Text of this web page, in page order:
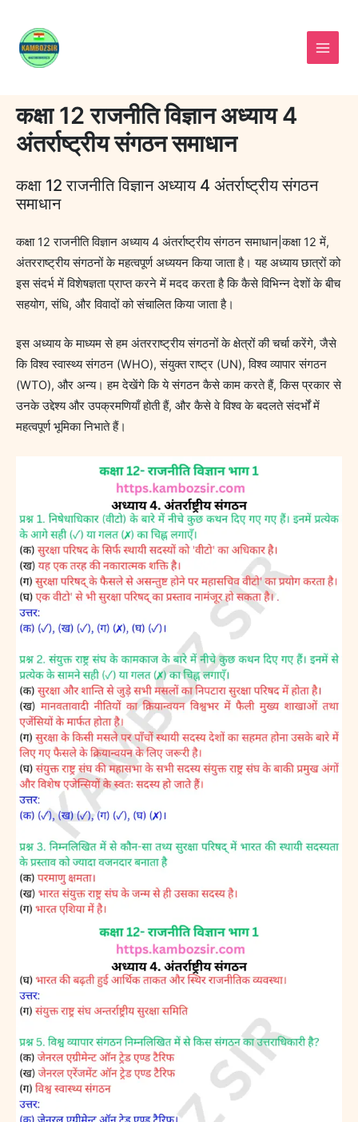
content
कक्षा 12 राजनीति विज्ञान अध्याय 4
अंतर्राष्ट्रीय संगठन समाधान
कक्षा 12 राजनीति विज्ञान अध्याय 4 अंतर्राष्ट्रीय संगठन
समाधान
कक्षा 12 राजनीति विज्ञान अध्याय 4 अंतर्राष्ट्रीय संगठन समाधान|कक्षा 12 में,
अंतरराष्ट्रीय संगठनों के महत्वपूर्ण अध्ययन किया जाता है। यह अध्याय छात्रों को
इस संदर्भ में विशेषज्ञता प्राप्त करने में मदद करता है कि कैसे विभिन्न देशों के बीच
सहयोग, संधि, और विवादों को संचालित किया जाता है।
इस अध्याय के माध्यम से हम अंतरराष्ट्रीय संगठनों के क्षेत्रों की चर्चा करेंगे, जैसे
कि विश्व स्वास्थ्य संगठन (WHO), संयुक्त राष्ट्र (UN), विश्व व्यापार संगठन
(WTO), और अन्य। हम देखेंगे कि ये संगठन कैसे काम करते हैं, किस प्रकार से
उनके उद्देश्य और उपक्रमणियाँ होती हैं, और कैसे वे विश्व के बदलते संदर्भों में
महत्वपूर्ण भूमिका निभाते हैं।